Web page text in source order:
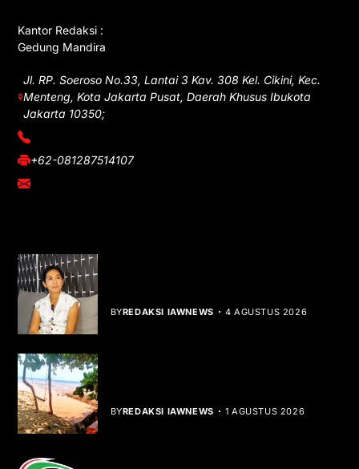
Kantor Redaksi :
Gedung Mandira
Jl. RP. Soeroso No.33, Lantai 3 Kav. 308 Kel. Cikini, Kec.
Menteng, Kota Jakarta Pusat, Daerah Khusus Ibukota
Jakarta 10350;
(021) 3908026
+62-081287514107
adm@iawnews.com
BYREDAKSI IAWNEWS 4 AGUSTUS 2026
BYREDAKSI IAWNEWS 1 AGUSTUS 2026